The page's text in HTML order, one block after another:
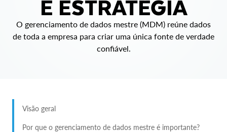
E ESTRATÉGIA
O gerenciamento de dados mestre (MDM) reúne dados
de toda a empresa para criar uma única fonte de verdade
confiável.
Visão geral
Por que o gerenciamento de dados mestre é importante?